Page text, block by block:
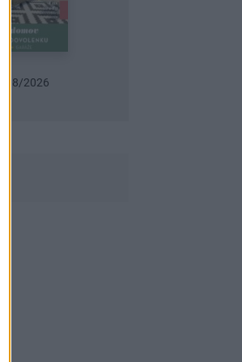
Urob si sám 6/2026